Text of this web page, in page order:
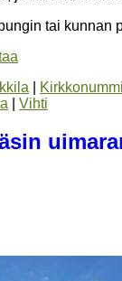
tai kunnan
Vihti